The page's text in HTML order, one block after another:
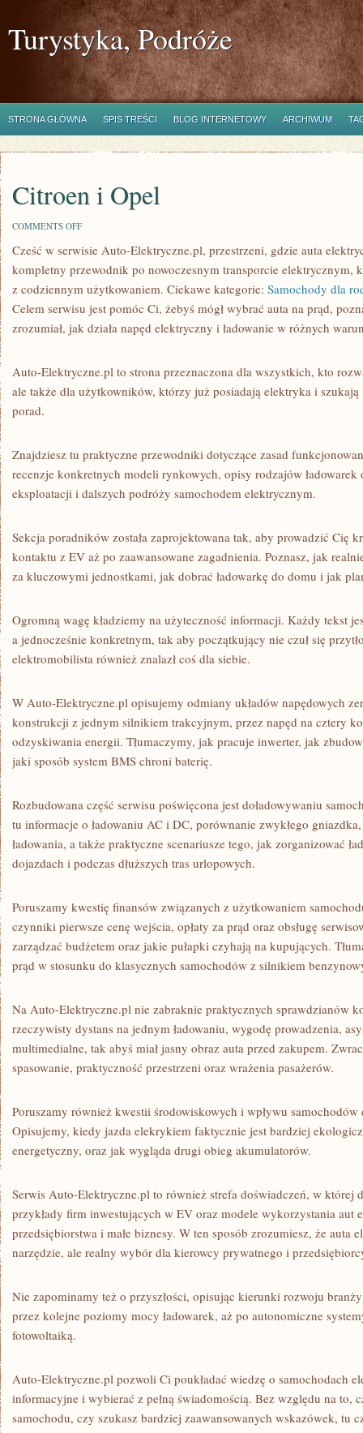
Turystyka, Podróże
STRONA GŁÓWNA SPIS TREŚCI BLOG INTERNETOWY ARCHIWUM
Citroen i Opel
COMMENTS OFFON
I
Cześć w serwisie Auto-Elektryczne.pl, przestrzeni, gdzie auta
kompletny przewodnik po nowoczesnym transporcie elektrycznym,
z codziennym użytkowaniem. Ciekawe kategorie: Samochody dla
Celem serwisu jest pomóc Ci, żebyś mógł wybrać auta na prąd,
zrozumiał, jak działa napęd elektryczny i ładowanie w różnych
Auto-Elektryczne.pl to strona przeznaczona dla wszystkich, kto
ale także dla użytkowników, którzy już posiadają elektryka i szukają
porad.
Znajdziesz tu praktyczne przewodniki dotyczące zasad
recenzje konkretnych modeli rynkowych, opisy rodzajów
eksploatacji i dalszych podróży samochodem elektrycznym.
Sekcja poradników została zaprojektowana tak, aby prowadzić Cię
kontaktu z EV aż po zaawansowane zagadnienia. Poznasz, jak
za kluczowymi jednostkami, jak dobrać ładowarkę do domu i jak
Ogromną wagę kładziemy na użyteczność informacji. Każdy tekst
a jednocześnie konkretnym, tak aby początkujący nie czuł się
elektromobilista również znalazł coś dla siebie.
W Auto-Elektryczne.pl opisujemy odmiany układów napędowych
konstrukcji z jednym silnikiem trakcyjnym, przez napęd na cztery
odzyskiwania energii. Tłumaczymy, jak pracuje inwerter, jak
jaki sposób system BMS chroni baterię.
Rozbudowana część serwisu poświęcona jest doładowywaniu
tu informacje o ładowaniu AC i DC, porównanie zwykłego
ładowania, a także praktyczne scenariusze tego, jak zorganizować
dojazdach i podczas dłuższych tras urlopowych.
Poruszamy kwestię finansów związanych z użytkowaniem
czynniki pierwsze cenę wejścia, opłaty za prąd oraz obsługę
zarządzać budżetem oraz jakie pułapki czyhają na kupujących.
prąd w stosunku do klasycznych samochodów z silnikiem
Na Auto-Elektryczne.pl nie zabraknie praktycznych sprawdzianów
rzeczywisty dystans na jednym ładowaniu, wygodę prowadzenia,
multimedialne, tak abyś miał jasny obraz auta przed zakupem.
spasowanie, praktyczność przestrzeni oraz wrażenia pasażerów.
Poruszamy również kwestii środowiskowych i wpływu
Opisujemy, kiedy jazda elekrykiem faktycznie jest bardziej
energetyczny, oraz jak wygląda drugi obieg akumulatorów.
Serwis Auto-Elektryczne.pl to również strefa doświadczeń, w której
przykłady firm inwestujących w EV oraz modele wykorzystania aut
przedsiębiorstwa i małe biznesy. W ten sposób zrozumiesz, że auta
narzędzie, ale realny wybór dla kierowcy prywatnego i
Nie zapominamy też o przyszłości, opisując kierunki rozwoju
przez kolejne poziomy mocy ładowarek, aż po autonomiczne
fotowoltaiką.
Auto-Elektryczne.pl pozwoli Ci poukładać wiedzę o samochodach
informacyjne i wybierać z pełną świadomością. Bez względu na to,
samochodu, czy szukasz bardziej zaawansowanych wskazówek, tu